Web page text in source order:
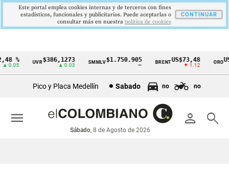
Cintillo
económicos
Colombia
% UVR$386,1273
▲ 0.03
SMMLV$1.750.905 BRENTUS$73,48
▼ 1.12
ORO
Pico y Placa Medellín Sabado no no
person search
Sábado, 8 de Agosto de 2026
menu
Este portal emplea cookies internas y de terceros con fines
estadísticos, funcionales y publicitarios. Puede aceptarlas o
consultar más en nuestra politica de cookies
CONTINUAR